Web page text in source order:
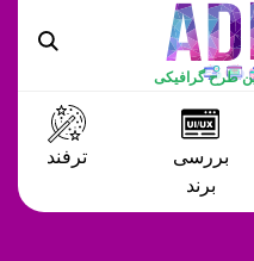
طرح گرافیکی
بررسی
برند
ترفند